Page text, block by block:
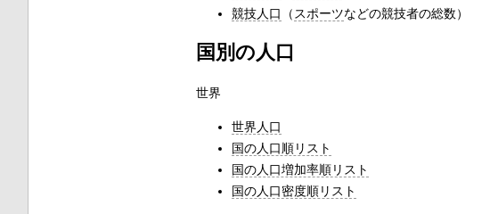
競技人口
（ スポーツなどの競技者の総数）
国別の人口
世界
世界人口
国の人口順リスト
国の人口増加率順リスト
国の人口密度順リスト